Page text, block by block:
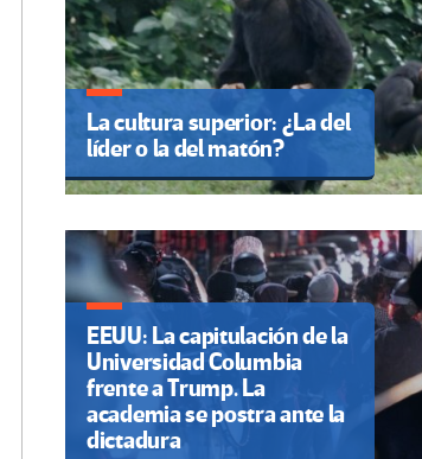
La cultura superior: ¿La del
líder o la del matón?
EEUU: La capitulación de la
Universidad Columbia
frente a Trump. La
academia se postra ante la
dictadura